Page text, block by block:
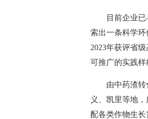
目前企业
索出一条科学
2023年获评省
可推广的实践样
由中药渣
义、凯里等地
配各类作物生